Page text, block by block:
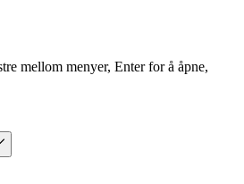
mellom menyer, Enter for å åpne,